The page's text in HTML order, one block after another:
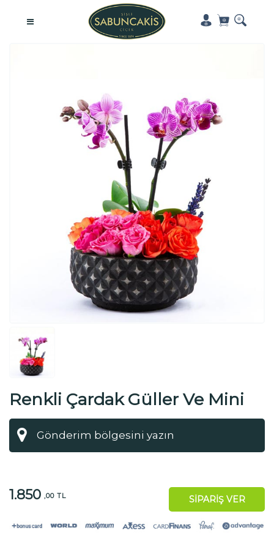
Renkli Çardak Güller Ve Mini
Orkide
1.850 ,00 TL SİPARİŞ VER